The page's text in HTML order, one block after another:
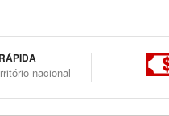
nacional